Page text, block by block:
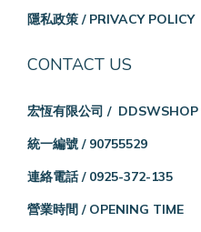
隱私政策 / PRIVACY POLICY
CONTACT US
宏恆有限公司 / DDSWSHOP
統一編號 / 90755529
連絡電話 / 0925-372-135
營業時間 / OPENING TIME